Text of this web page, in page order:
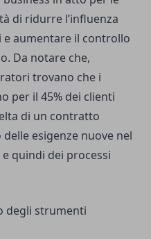
di ridurre l’influenza
aumentare il controllo
Da notare che,
trovano che i
per il 45% dei clienti
di un contratto
esigenze nuove nel
quindi dei processi
degli strumenti